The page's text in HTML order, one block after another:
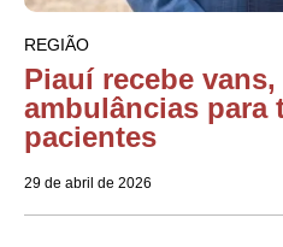
REGIÃO
Piauí recebe
ambulâncias para
pacientes
29 de abril de 2026